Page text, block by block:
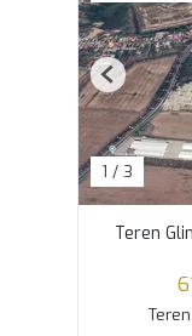
1 / 3
Previous
Teren